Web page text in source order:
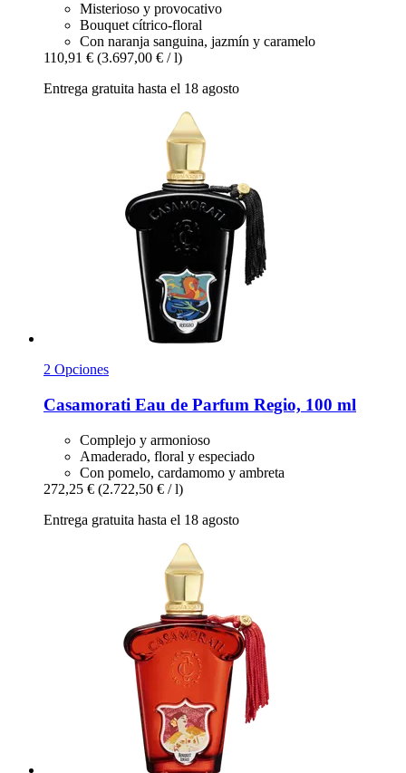
Misterioso y provocativo
Bouquet cítrico-floral
Con naranja sanguina, jazmín y caramelo
110,91 € (3.697,00 € / l)
Entrega gratuita hasta el 18 agosto
2 Opciones
Casamorati Eau de Parfum Regio, 100 ml
Complejo y armonioso
Amaderado, floral y especiado
Con pomelo, cardamomo y ambreta
272,25 € (2.722,50 € / l)
Entrega gratuita hasta el 18 agosto